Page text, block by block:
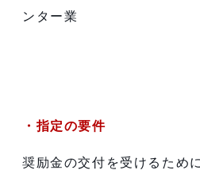
ンター業
・指定の要件
奨励金の交付を受けるため